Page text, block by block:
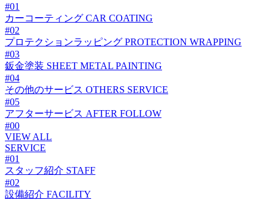
#01
カーコーティング CAR COATING
#02
プロテクションラッピング PROTECTION WRAPPING
#03
鈑金塗装 SHEET METAL PAINTING
#04
その他のサービス OTHERS SERVICE
#05
アフターサービス AFTER FOLLOW
#00
VIEW ALL
SERVICE
#01
スタッフ紹介 STAFF
#02
設備紹介 FACILITY